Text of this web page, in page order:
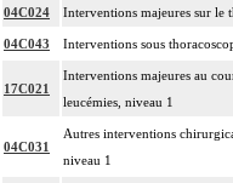
04C024 Interventions majeures sur le
04C043 Interventions sous
17C021
Interventions majeures au
leucémies, niveau 1
04C031
Autres interventions
niveau 1